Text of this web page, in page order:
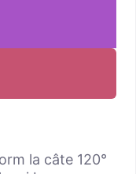
la câte 120°